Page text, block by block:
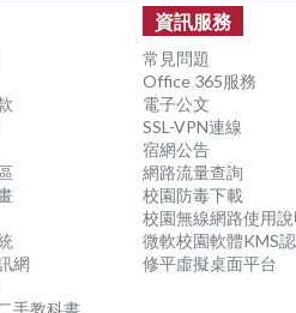
網
資訊服務
常見問題
Office 365服務
電子公文
SSL-VPN連線
宿網公告
網路流量查詢
校園防毒下載
校園無線網路使用說
微軟校園軟體KMS
修平虛擬桌面平台